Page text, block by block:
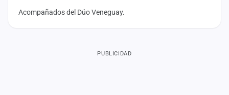
Acompañados del Dúo Veneguay.
PUBLICIDAD